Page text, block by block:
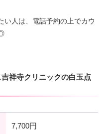
い人は、電話予約の上でカウ
祥寺クリニックの白玉点
7,700円